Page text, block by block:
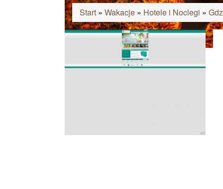
Start » Wakacje » Hotele i Noclegi »